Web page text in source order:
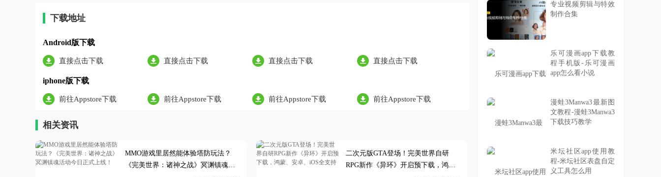
下载地址
Android版下载
直接点击下载 直接点击下载 直接点击下载 直接点击下载
iphone版下载
前往Appstore下载 前往Appstore下载 前往Appstore下载 前往Appstore下载
相关资讯
MMO游戏里居然能体验塔防玩法？
《完美世界：诸神之战》冥渊镇魂活
二次元版GTA登场！完美世界自研
RPG新作《异环》开启预下载，鸿
专业视频剪辑与特效
制作合集
乐可漫画app下载教
程手机版-乐可漫画
app怎么看小说
漫蛙3Manwa3最新图
文教程-漫蛙3Manwa3
下载技巧教学
米坛社区app使用教
程-米坛社区表盘自定
义工具怎么用